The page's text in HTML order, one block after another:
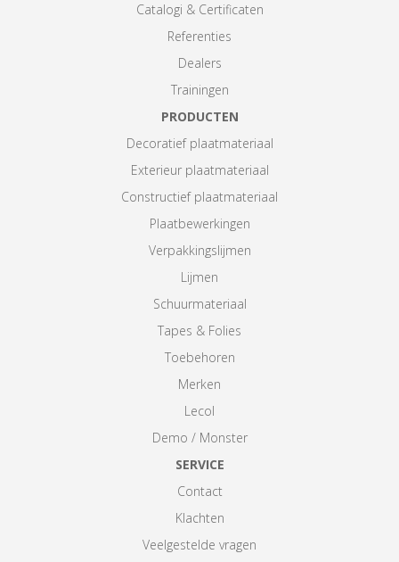
Catalogi & Certificaten
Referenties
Dealers
Trainingen
PRODUCTEN
Decoratief plaatmateriaal
Exterieur plaatmateriaal
Constructief plaatmateriaal
Plaatbewerkingen
Verpakkingslijmen
Lijmen
Schuurmateriaal
Tapes & Folies
Toebehoren
Merken
Lecol
Demo / Monster
SERVICE
Contact
Klachten
Veelgestelde vragen